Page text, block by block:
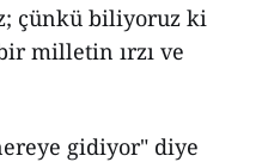
çünkü biliyoruz ki
milletin ırzı ve
gidiyor" diye